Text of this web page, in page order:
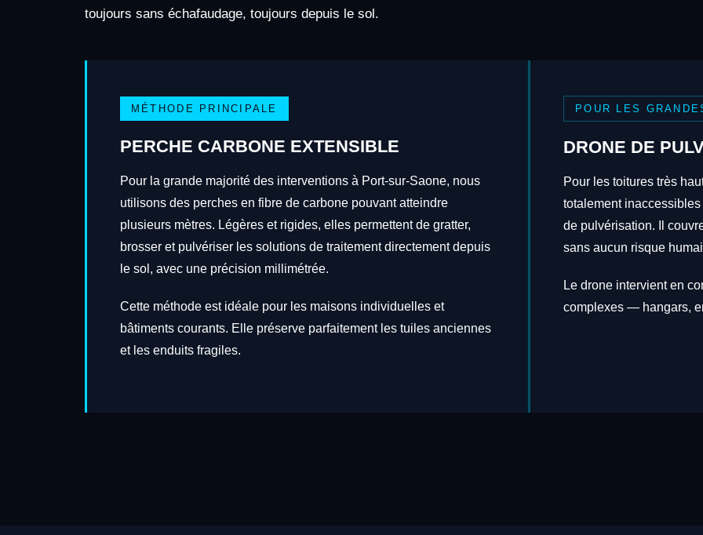
toujours sans échafaudage, toujours depuis le sol.
MÉTHODE PRINCIPALE
PERCHE CARBONE EXTENSIBLE
Pour la grande majorité des interventions à Port-sur-Saone, nous
utilisons des perches en fibre de carbone pouvant atteindre
plusieurs mètres. Légères et rigides, elles permettent de gratter,
brosser et pulvériser les solutions de traitement directement depuis
le sol, avec une précision millimétrée.
Cette méthode est idéale pour les maisons individuelles et
bâtiments courants. Elle préserve parfaitement les tuiles anciennes
et les enduits fragiles.
POUR LES
DRONE DE
Pour les toitures très
totalement
de pulvérisation. Il
sans aucun risque
Le drone intervient en
complexes — hangars,